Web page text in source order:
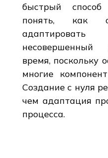
быстрый
понять, как
время, поскольку
многие
Создание с нуля
чем адаптация
процесса.